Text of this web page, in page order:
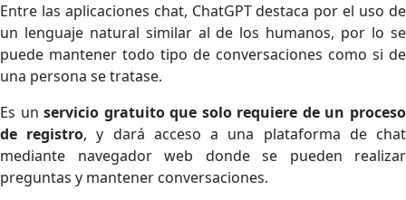
Entre las aplicaciones chat, ChatGPT destaca por el uso de
un lenguaje natural similar al de los humanos, por lo se
puede mantener todo tipo de conversaciones como si de
una persona se tratase.
Es unservicio gratuito que solo requiere de un proceso
de registro, y dará acceso a una plataforma de chat
mediante navegador web donde se pueden realizar
preguntas y mantener conversaciones.